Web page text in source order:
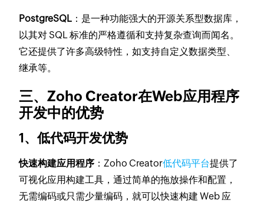
PostgreSQL ：是一种功能强大的开源关系型数据库，
以其对 SQL 标准的严格遵循和支持复杂查询而闻名。
它还提供了许多高级特性，如支持自定义数据类型、
继承等。
三、Zoho Creator在Web应用程序
开发中的优势
1、低代码开发优势
快速构建应用程序 ：Zoho Creator低代码平台提供了
可视化应用构建工具，通过简单的拖放操作和配置，
无需编码或只需少量编码，就可以快速构建 Web 应